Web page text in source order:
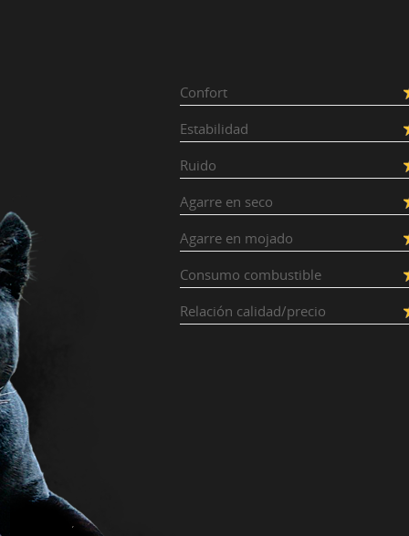
Confort
Estabilidad
Ruido
Agarre en seco
Agarre en mojado
Consumo combustible
Relación calidad/precio